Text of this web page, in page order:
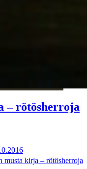
– rötösherroja
musta kirja – rötösherroja